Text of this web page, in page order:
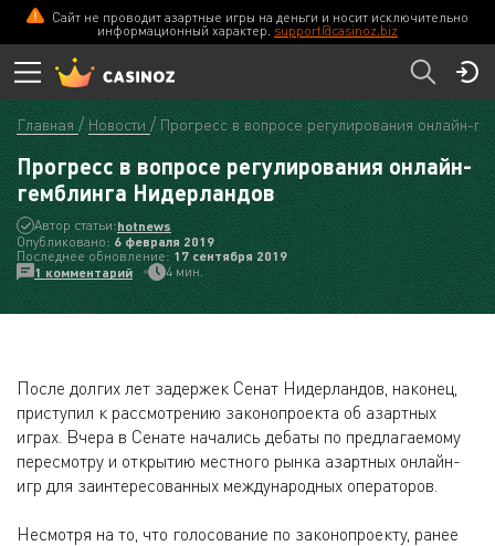
Сайт не проводит азартные игры на деньги и носит исключительно
информационный характер. support@casinoz.biz
Главная Новости Прогресс в вопросе регулирования онлайн-
Прогресс в вопросе регулирования онлайн-
гемблинга Нидерландов
Автор статьи:hotnews
Опубликовано: 6 февраля 2019
Последнее обновление:17 сентября 2019
1 комментарий
4 мин.
После долгих лет задержек Сенат Нидерландов, наконец,
приступил к рассмотрению законопроекта об азартных
играх. Вчера в Сенате начались дебаты по предлагаемому
пересмотру и открытию местного рынка азартных онлайн-
игр для заинтересованных международных операторов.
Несмотря на то, что голосование по законопроекту, ранее